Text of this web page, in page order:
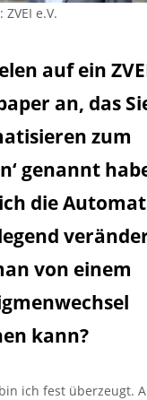
ZVEI e.V.
auf ein
an, das
zum
genannt
die
von einem
kann?
ich fest überzeugt.